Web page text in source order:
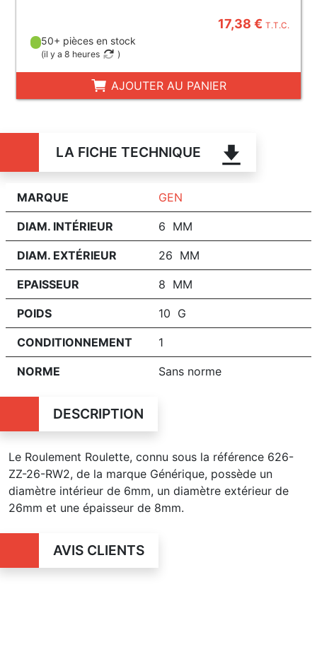
17,38 €T.T.C.
50+ pièces en stock
(il y a 8 heures )
AJOUTER AU PANIER
LA FICHE TECHNIQUE
MARQUE GEN
DIAM. INTÉRIEUR 6 MM
DIAM. EXTÉRIEUR 26 MM
EPAISSEUR 8 MM
POIDS 10 G
CONDITIONNEMENT 1
NORME Sans norme
DESCRIPTION
Le Roulement Roulette, connu sous la référence 626-
ZZ-26-RW2, de la marque Générique, possède un
diamètre intérieur de 6mm, un diamètre extérieur de
26mm et une épaisseur de 8mm.
AVIS CLIENTS